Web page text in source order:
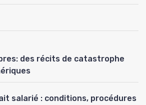
des récits de catastrophe
salarié : conditions, procédures